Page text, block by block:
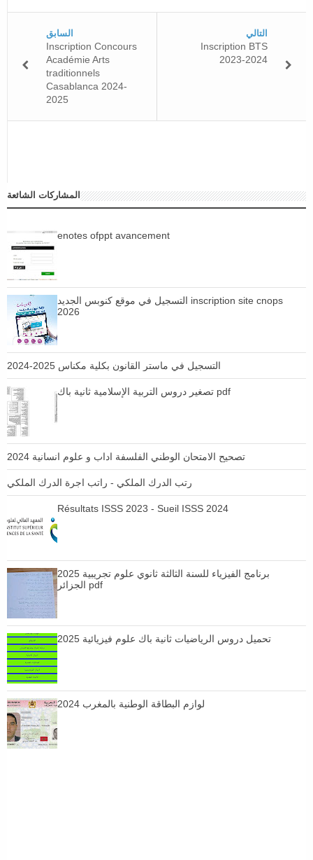
التالي
Inscription BTS
2023-2024
السابق
Inscription Concours
Académie Arts
traditionnels
Casablanca 2024-
2025
المشاركات الشائعة
enotes ofppt avancement
التسجيل في موقع كنوبس الجديد inscription site cnops
2026
التسجيل في ماستر القانون بكلية مكناس 2025-2024
تصغير دروس التربية الإسلامية ثانية باك pdf
تصحيح الامتحان الوطني الفلسفة اداب و علوم انسانية 2024
رتب الدرك الملكي - راتب اجرة الدرك الملكي
Résultats ISSS 2023 - Sueil ISSS 2024
برنامج الفيزياء للسنة الثالثة ثانوي علوم تجريبية 2025
الجزائر pdf
تحميل دروس الرياضيات ثانية باك علوم فيزيائية 2025
لوازم البطاقة الوطنية بالمغرب 2024